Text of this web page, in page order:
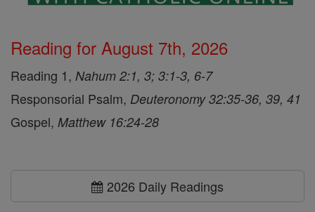
Reading for August 7th, 2026
Reading 1, Nahum 2:1, 3; 3:1-3, 6-7
Responsorial Psalm, Deuteronomy 32:35-36, 39, 41
Gospel, Matthew 16:24-28
2026 Daily Readings